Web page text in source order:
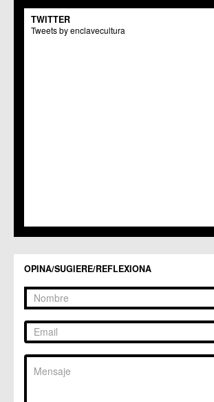
C.M. El Carmen
Centros Culturales
C.C. Puertas de Castilla
C.C. Zarandona
TWITTER
Tweets by enclavecultura
OPINA/SUGIERE/REFLEXIONA